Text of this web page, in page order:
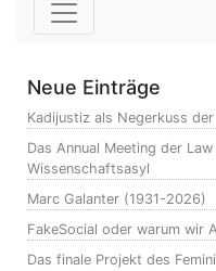
Neue Einträge
Kadijustiz als Negerkuss
Das Annual Meeting der
Wissenschaftsasyl
Marc Galanter (1931-2026)
FakeSocial oder warum wir
Das finale Projekt des